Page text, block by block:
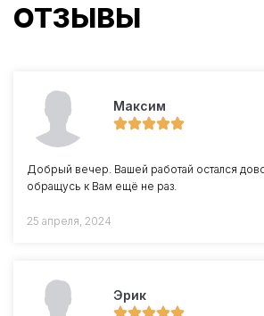
ОТЗЫВЫ
Максим
Добрый вечер. Вашей работай остался
обращусь к Вам ещё не раз.
25 апреля, 2024
Эрик